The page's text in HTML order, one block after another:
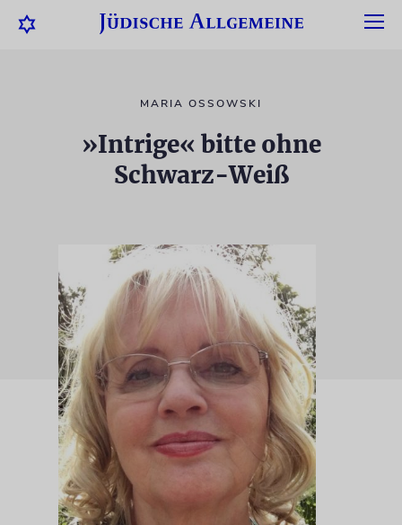
MARIA OSSOWSKI
»Intrige« bitte ohne
Schwarz-Weiß